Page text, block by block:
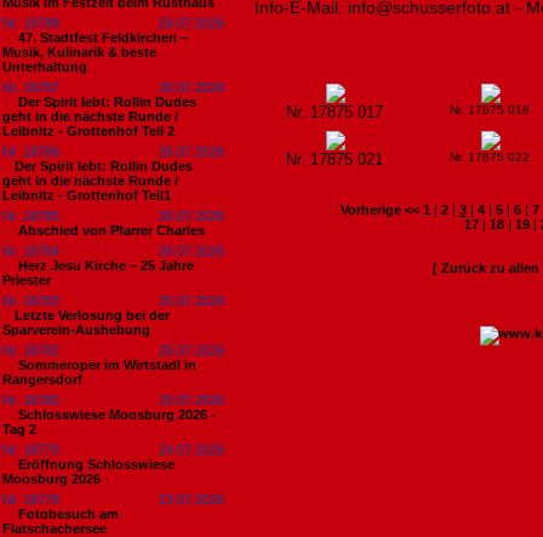
Nr. 18788
26.07.2026
47. Stadtfest Feldkirchen –
Musik, Kulinarik & beste
Unterhaltung
Nr. 18787
26.07.2026
Der Spirit lebt: Rollin Dudes
geht in die nächste Runde /
Leibnitz - Grottenhof Teil 2
Nr. 18786
26.07.2026
​Der Spirit lebt: Rollin Dudes
geht in die nächste Runde /
Leibnitz - Grottenhof Teil1
Nr. 18785
26.07.2026
Abschied von Pfarrer Charles
Nr. 18784
26.07.2026
Herz Jesu Kirche – 25 Jahre
Priester
Nr. 18783
25.07.2026
​Letzte Verlosung bei der
Sparverein-Aushebung
Nr. 18782
25.07.2026
Sommeroper im Wirtstadl in
Rangersdorf
Nr. 18780
25.07.2026
Schlosswiese Moosburg 2026 -
Tag 2
Nr. 18779
24.07.2026
Eröffnung Schlosswiese
Moosburg 2026
Nr. 18778
23.07.2026
Fotobesuch am
Flatschachersee
Info-E-Mail: info@schusserfoto.at -
Nr. 17875 017 Nr. 17875 018
Nr. 17875 021 Nr. 17875 022
: Vorherige << 1 | 2 | 3 | 4 | 5 | 6 | 7
17 | 18 | 19 |
[ Zurück zu